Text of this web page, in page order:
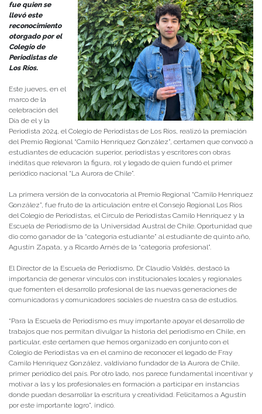
fue quien se
llevó este
reconocimiento
otorgado por el
Colegio de
Periodistas de
Los Ríos.
Este jueves, en el
marco de la
celebración del
Día de el y la
Periodista 2024, el Colegio de Periodistas de Los Ríos, realizó la premiación
del Premio Regional “Camilo Henríquez González”, certamen que convocó a
estudiantes de educación superior, periodistas y escritores con obras
inéditas que relevaron la figura, rol y legado de quien fundó el primer
periódico nacional “La Aurora de Chile”.
La primera versión de la convocatoria al Premio Regional “Camilo Henríquez
González”, fue fruto de la articulación entre el Consejo Regional Los Ríos
del Colegio de Periodistas, el Círculo de Periodistas Camilo Henríquez y la
Escuela de Periodismo de la Universidad Austral de Chile. Oportunidad que
dio como ganador de la “categoría estudiante” al estudiante de quinto año,
Agustín Zapata, y a Ricardo Arnés de la “categoría profesional”.
El Director de la Escuela de Periodismo, Dr. Claudio Valdés, destacó la
importancia de generar vínculos con institucionales locales y regionales
que fomenten el desarrollo profesional de las nuevas generaciones de
comunicadoras y comunicadores sociales de nuestra casa de estudios.
“Para la Escuela de Periodismo es muy importante apoyar el desarrollo de
trabajos que nos permitan divulgar la historia del periodismo en Chile, en
particular, este certamen que hemos organizado en conjunto con el
Colegio de Periodistas va en el camino de reconocer el legado de Fray
Camilo Henríquez González, valdiviano fundador de la Aurora de Chile,
primer periódico del país. Por otro lado, nos parece fundamental incentivar y
motivar a las y los profesionales en formación a participar en instancias
donde puedan desarrollar la escritura y creatividad. Felicitamos a Agustín
por este importante logro”, indicó.